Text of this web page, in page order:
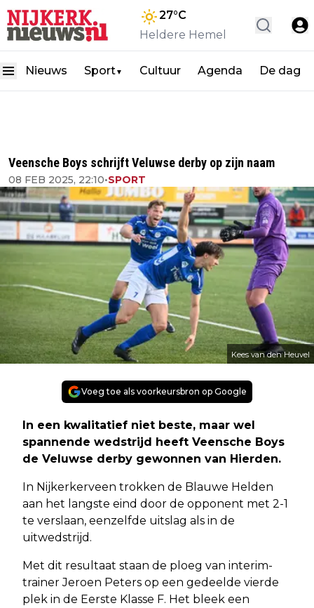
27°C
Heldere Hemel
Nieuws Sport▼ Cultuur Agenda De dag
Veensche Boys schrijft Veluwse derby op zijn naam
08 FEB 2025, 22:10•SPORT
Kees van den Heuvel
Voeg toe als voorkeursbron op Google
In een kwalitatief niet beste, maar wel
spannende wedstrijd heeft Veensche Boys
de Veluwse derby gewonnen van Hierden.
In Nijkerkerveen trokken de Blauwe Helden
aan het langste eind door de opponent met 2-1
te verslaan, eenzelfde uitslag als in de
uitwedstrijd.
Met dit resultaat staan de ploeg van interim-
trainer Jeroen Peters op een gedeelde vierde
plek in de Eerste Klasse F. Het bleek een